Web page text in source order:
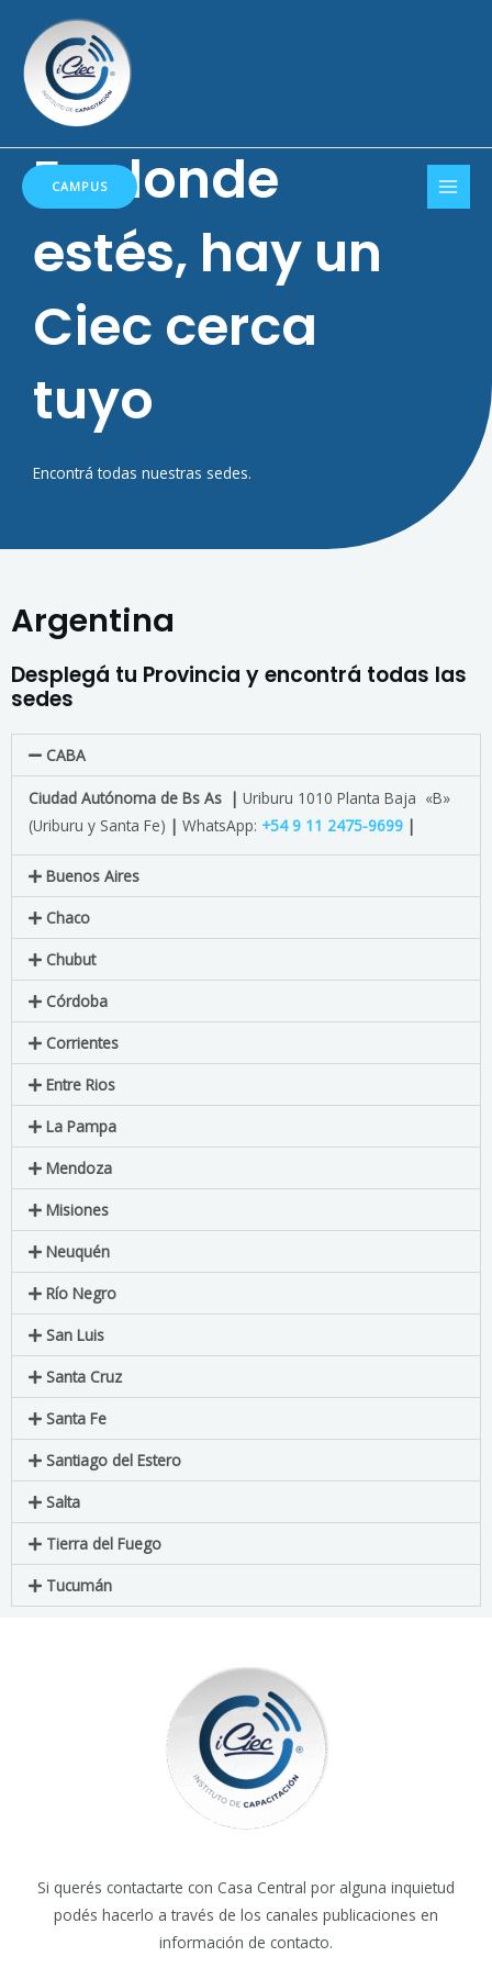
contenido
CAMPUS
En donde
estés, hay un
Ciec cerca
tuyo
Encontrá todas nuestras sedes.
Argentina
Desplegá tu Provincia y encontrá todas las
sedes
CABA
Ciudad Autónoma de Bs As | Uriburu 1010 Planta Baja «B»
(Uriburu y Santa Fe) | WhatsApp: +54 9 11 2475-9699 |
Buenos Aires
Chaco
Chubut
Córdoba
Corrientes
Entre Rios
La Pampa
Mendoza
Misiones
Neuquén
Río Negro
San Luis
Santa Cruz
Santa Fe
Santiago del Estero
Salta
Tierra del Fuego
Tucumán
Si querés contactarte con Casa Central por alguna inquietud
podés hacerlo a través de los canales publicaciones en
información de contacto.